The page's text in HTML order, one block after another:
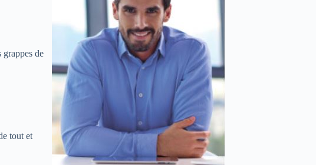
grappes de
tout et